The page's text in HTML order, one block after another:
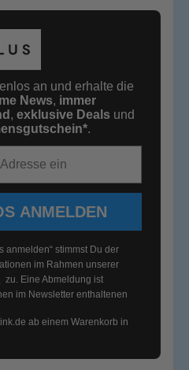
an und erhalte die
News, immer
, exklusive Deals und
.
ANMELDEN
anmelden“ stimmst Du der
im Rahmen unserer
zu. Eine Abmeldung ist
im Newsletter enthaltenen
ab einem Warenkorb in